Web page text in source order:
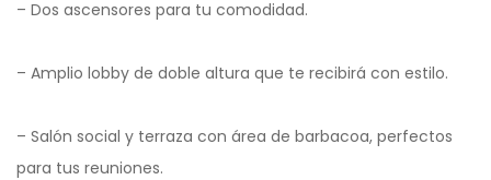
– Dos ascensores para tu comodidad.
– Amplio lobby de doble altura que te recibirá con estilo.
– Salón social y terraza con área de barbacoa, perfectos
para tus reuniones.